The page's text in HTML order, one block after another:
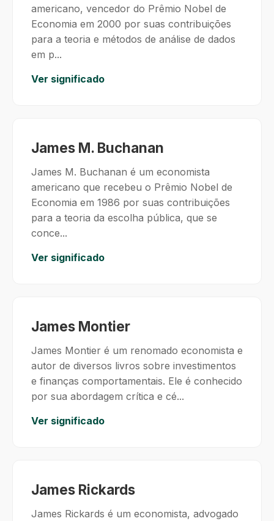
americano, vencedor do Prêmio Nobel de
Economia em 2000 por suas contribuições
para a teoria e métodos de análise de dados
em p...
Ver significado
James M. Buchanan
James M. Buchanan é um economista
americano que recebeu o Prêmio Nobel de
Economia em 1986 por suas contribuições
para a teoria da escolha pública, que se
conce...
Ver significado
James Montier
James Montier é um renomado economista e
autor de diversos livros sobre investimentos
e finanças comportamentais. Ele é conhecido
por sua abordagem crítica e cé...
Ver significado
James Rickards
James Rickards é um economista, advogado